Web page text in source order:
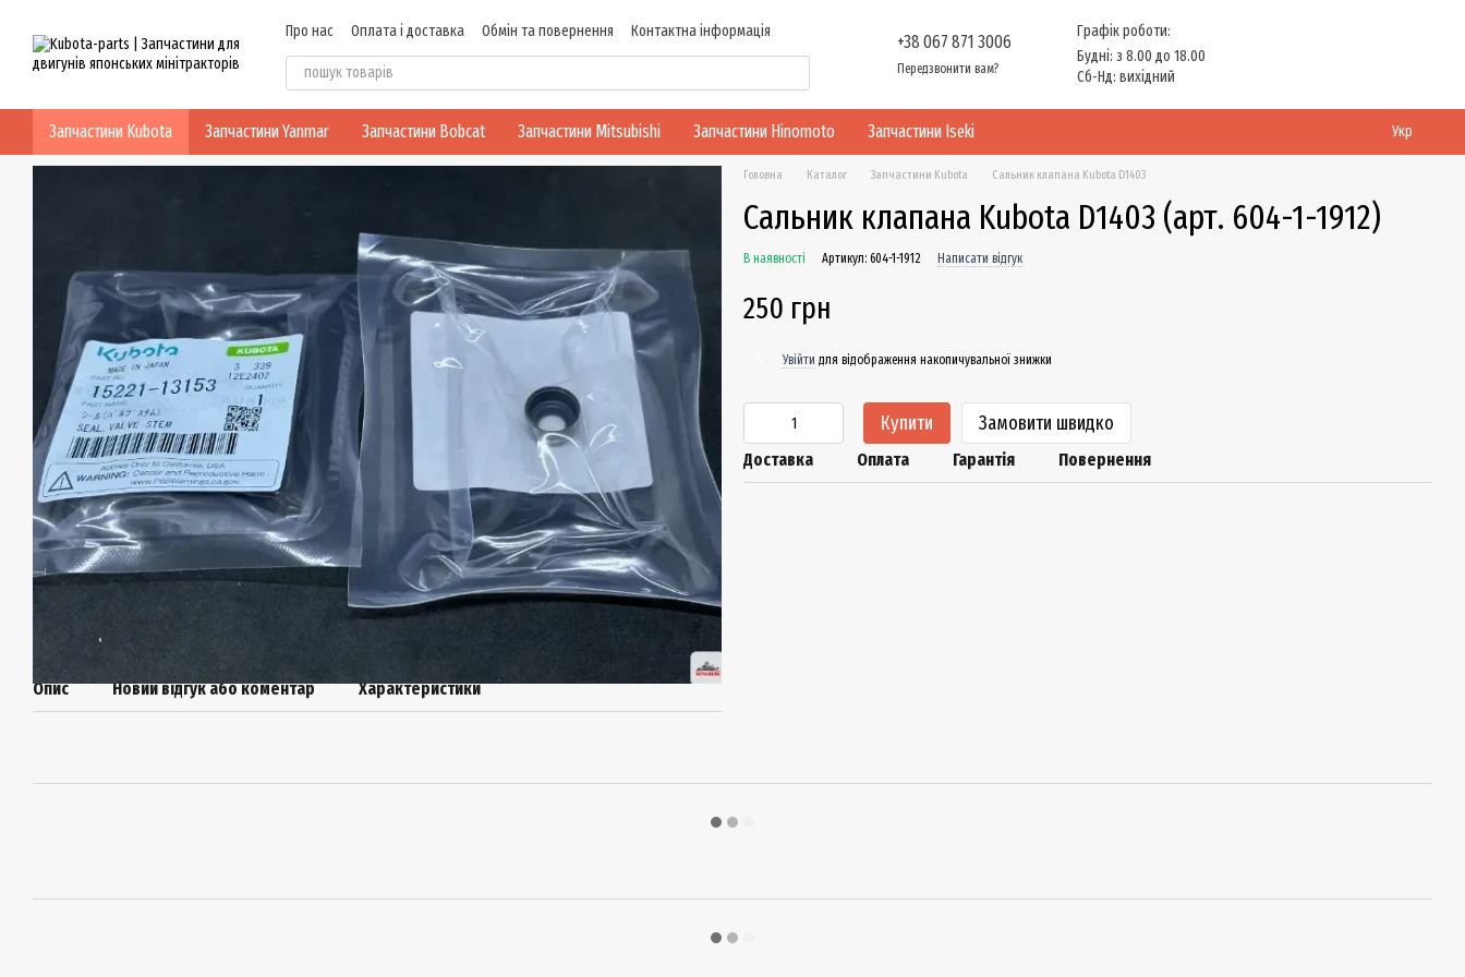
Про нас Оплата і доставка Обмін та повернення
Контактна інформація
Блог
Політика конфіденційності
+38 067 871 3006
Передзвонити вам?
Графік роботи:
Будні: з 8.00 до 18.00
Сб-Нд: вихідний
Запчастини Kubota Запчастини Yanmar Запчастини Bobcat Запчастини Mitsubishi Запчастини Hinomoto Запчастини Iseki Укр
Опис Новий відгук або коментар Характеристики
Головна Каталог Запчастини Kubota Сальник клапана Kubota D1403
Сальник клапана Kubota D1403 (арт. 604-1-1912)
В наявності Артикул: 604-1-1912 Написати відгук
250 грн
Увійти для відображення накопичувальної знижки
Купити Замовити швидко
Доставка Оплата Гарантія Повернення